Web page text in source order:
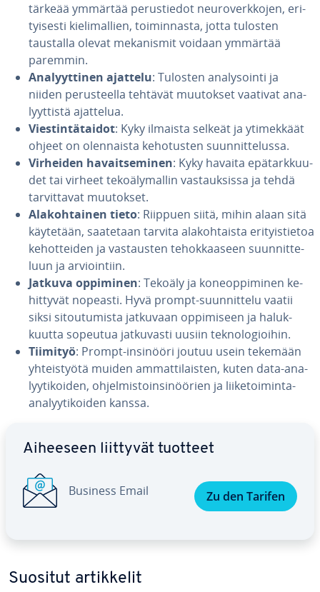
tärkeää ymmärtää pe­rus­tie­dot neu­ro­verk­ko­jen, eri­
tyi­ses­ti kie­li­mal­lien, toi­min­nas­ta, jotta tulosten
taustalla olevat me­ka­nis­mit voidaan ymmärtää
paremmin.
Ana­lyyt­ti­nen ajattelu: Tulosten ana­ly­soin­ti ja
niiden pe­rus­teel­la tehtävät muutokset vaativat ana­
lyyt­tis­tä ajattelua.
Vies­tin­tä­tai­dot: Kyky ilmaista selkeät ja yti­mek­käät
ohjeet on olen­nais­ta ke­ho­tus­ten suun­nit­te­lus­sa.
Virheiden ha­vait­se­mi­nen: Kyky havaita epä­tark­kuu­
det tai virheet te­ko­ä­ly­mal­lin vas­tauk­sis­sa ja tehdä
tar­vit­ta­vat muutokset.
Ala­koh­tai­nen tieto: Riippuen siitä, mihin alaan sitä
käytetään, saatetaan tarvita ala­koh­tais­ta eri­tyis­tie­toa
ke­hot­tei­den ja vas­taus­ten te­hok­kaa­seen suun­nit­te­
luun ja ar­vioin­tiin.
Jatkuva oppiminen: Tekoäly ja ko­neop­pi­mi­nen ke­
hit­ty­vät nopeasti. Hyvä prompt-suun­nit­te­lu vaatii
siksi si­tou­tu­mis­ta jatkuvaan op­pi­mi­seen ja ha­luk­
kuut­ta sopeutua jat­ku­vas­ti uusiin tek­no­lo­gioi­hin.
Tiimityö: Prompt-insinööri joutuu usein tekemään
yh­teis­työ­tä muiden am­mat­ti­lais­ten, kuten data-ana­
lyy­ti­koi­den, oh­jel­mis­toin­si­nöö­rien ja lii­ke­toi­min­ta-
ana­lyy­ti­koi­den kanssa.
Aiheeseen liittyvät tuotteet
Business Email Zu den Tarifen
Suositut ar­tik­ke­lit